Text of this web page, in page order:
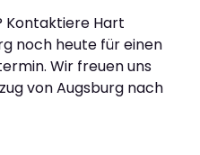
Kontaktiere Hart
noch heute für einen
Wir freuen uns
von Augsburg nach